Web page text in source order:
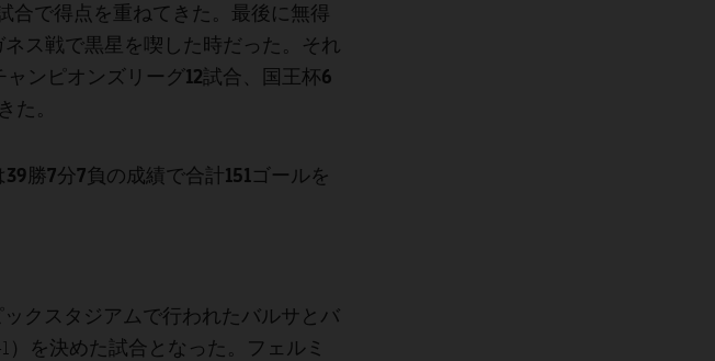
合で得点を重ねてきた。最後に無得
ネス戦で黒星を喫した時だった。それ
ンピオンズリーグ12試合、国王杯6
た。
39勝7分7負の成績で合計151ゴールを
クスタジアムで行われたバルサとバ
を決めた試合となった。フェルミ